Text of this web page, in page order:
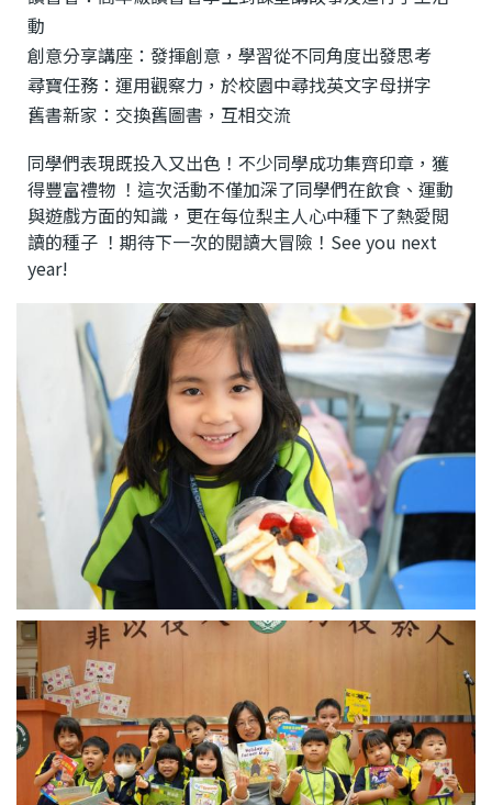
動
創意分享講座：發揮創意，學習從不同角度出發思考
尋寶任務：運用觀察力，於校園中尋找英文字母拼字
舊書新家：交換舊圖書，互相交流
同學們表現既投入又出色！不少同學成功集齊印章，獲
得豐富禮物 ！這次活動不僅加深了同學們在飲食、運動
與遊戲方面的知識，更在每位梨主人心中種下了熱愛閲
讀的種子 ！期待下一次的閱讀大冒險！See you next
year!